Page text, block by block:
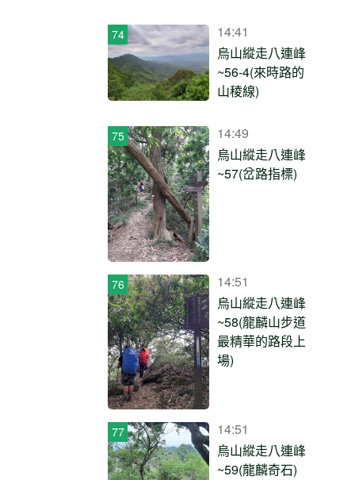
14:41
烏山縱走八連峰
~56-4(來時路的
山稜線)
14:49
烏山縱走八連峰
~57(岔路指標)
14:51
烏山縱走八連峰
~58(龍麟山步道
最精華的路段上
場)
14:51
烏山縱走八連峰
~59(龍麟奇石)